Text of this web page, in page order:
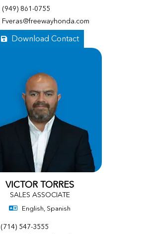
(949) 861-0755
Fveras@freewayhonda.com
Download Contact
VICTOR TORRES
SALES ASSOCIATE
English, Spanish
(714) 547-3555